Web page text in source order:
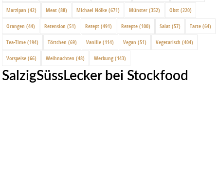
Marzipan (42) Meat (88) Michael Nölke (671) Münster (352) Obst (220)
Orangen (44) Rezension (51) Rezept (491) Rezepte (100) Salat (57) Tarte (64)
Tea-Time (194) Törtchen (69) Vanille (114) Vegan (51) Vegetarisch (404)
Vorspeise (66) Weihnachten (48) Werbung (143)
SalzigSüssLecker bei Stockfood